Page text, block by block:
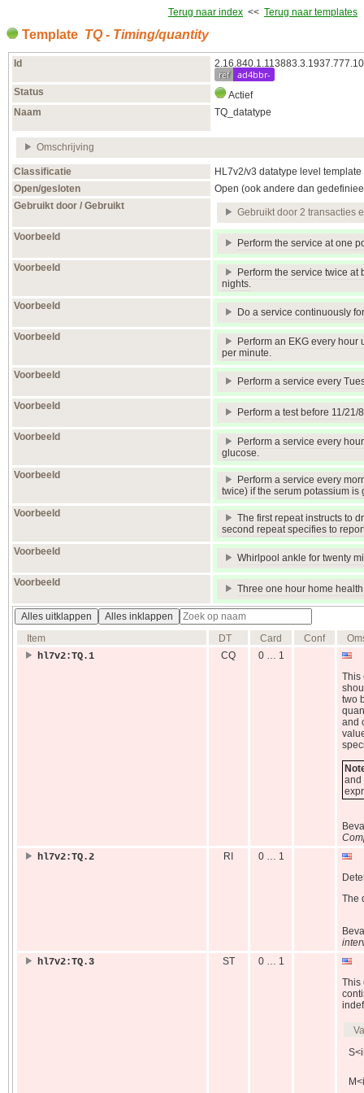
Terug naar index << Terug naar templates
Template TQ - Timing/quantity
Id
ref ad4bbr-
Status
Actief
Naam
TQ_datatype
Omschrijving
Classificatie
HL7v2/v3 datatype level template
Open/gesloten
Open (ook andere dan
Gebruikt door / Gebruikt
Gebruikt door 2 transacties
Voorbeeld
Perform the service at one
Voorbeeld
Perform the service twice
nights.
Voorbeeld
Do a service continuously
Voorbeeld
Perform an EKG every hour
per minute.
Voorbeeld
Perform a service every
Voorbeeld
Perform a test before 11/
Voorbeeld
Perform a service every
glucose.
Voorbeeld
Perform a service every
twice) if the serum potassium is
Voorbeeld
The first repeat instructs to
second repeat specifies to
Voorbeeld
Whirlpool ankle for twenty
Voorbeeld
Three one hour home
Alles uitklappen
Alles inklappen
Item
DT Card Conf
hl7v2:TQ.1
CQ
0 … 1
This
two
and
and
hl7v2:TQ.2
RI
0 … 1
The
hl7v2:TQ.3
ST
0 … 1
This